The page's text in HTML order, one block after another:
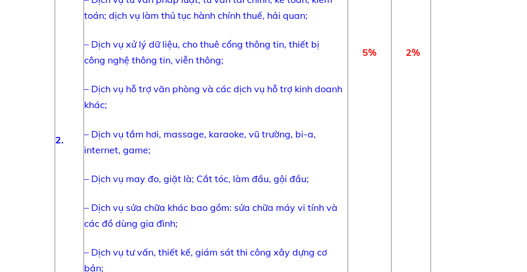
2.
toán; dịch vụ làm thủ tục hành chính thuế, hải quan;
– Dịch vụ xử lý dữ liệu, cho thuê cổng thông tin, thiết bị
công nghệ thông tin, viễn thông;
– Dịch vụ hỗ trợ văn phòng và các dịch vụ hỗ trợ kinh doanh
khác;
– Dịch vụ tắm hơi, massage, karaoke, vũ trường, bi-a,
internet, game;
– Dịch vụ may đo, giặt là; Cắt tóc, làm đầu, gội đầu;
– Dịch vụ sửa chữa khác bao gồm: sửa chữa máy vi tính và
các đồ dùng gia đình;
– Dịch vụ tư vấn, thiết kế, giám sát thi công xây dựng cơ
bản;
5% 2%